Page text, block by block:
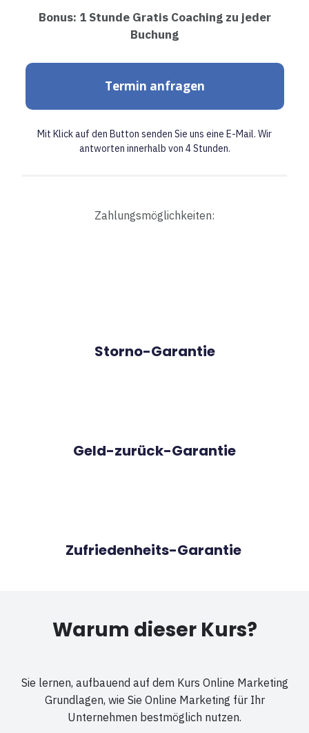
Bonus: 1 Stunde Gratis Coaching zu jeder
Buchung
Termin anfragen
Mit Klick auf den Button senden Sie uns eine E-Mail. Wir
antworten innerhalb von 4 Stunden.
Zahlungsmöglichkeiten:
Storno-Garantie
Geld-zurück-Garantie
Zufriedenheits-Garantie
Warum dieser Kurs?
Sie lernen, aufbauend auf dem Kurs Online Marketing
Grundlagen, wie Sie Online Marketing für Ihr
Unternehmen bestmöglich nutzen.